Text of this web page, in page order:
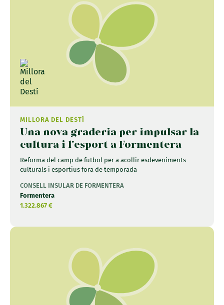
MILLORA DEL DESTÍ
Una nova graderia per impulsar la
cultura i l'esport a Formentera
Reforma del camp de futbol per a acollir esdeveniments
culturals i esportius fora de temporada
CONSELL INSULAR DE FORMENTERA
Formentera
1.322.867 €